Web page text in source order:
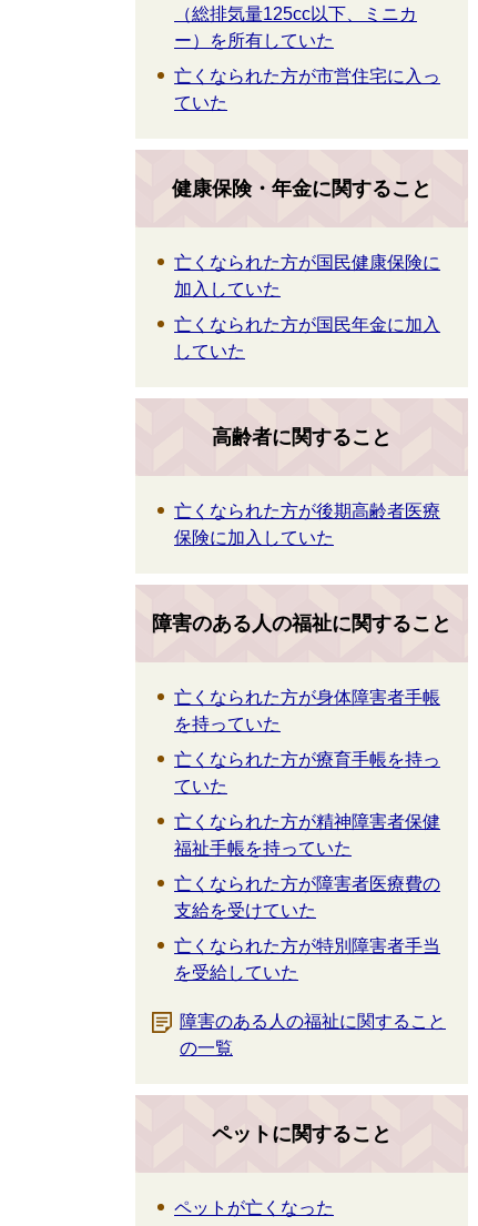
（総排気量125cc以下、ミニカ
ー）を所有していた
亡くなられた方が市営住宅に入っ
ていた
健康保険・年金に関すること
亡くなられた方が国民健康保険に
加入していた
亡くなられた方が国民年金に加入
していた
高齢者に関すること
亡くなられた方が後期高齢者医療
保険に加入していた
障害のある人の福祉に関すること
亡くなられた方が身体障害者手帳
を持っていた
亡くなられた方が療育手帳を持っ
ていた
亡くなられた方が精神障害者保健
福祉手帳を持っていた
亡くなられた方が障害者医療費の
支給を受けていた
亡くなられた方が特別障害者手当
を受給していた
障害のある人の福祉に関すること
の一覧
ペットに関すること
ペットが亡くなった